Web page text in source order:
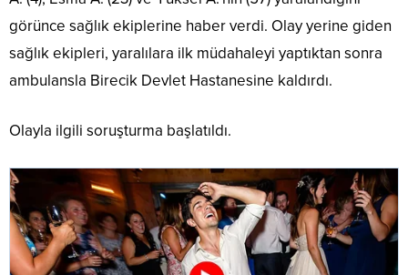
görünce sağlık ekiplerine haber verdi. Olay yerine giden
sağlık ekipleri, yaralılara ilk müdahaleyi yaptıktan sonra
ambulansla Birecik Devlet Hastanesine kaldırdı.
Olayla ilgili soruşturma başlatıldı.